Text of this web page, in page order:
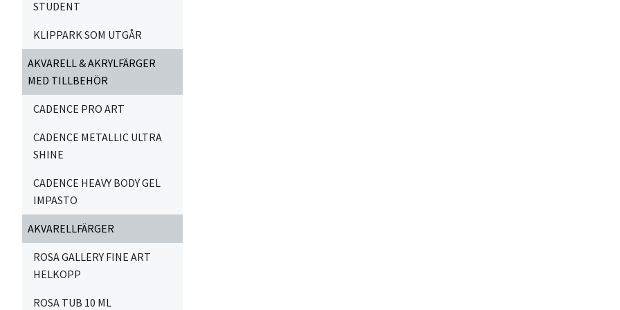
STUDENT
KLIPPARK SOM UTGÅR
AKVARELL & AKRYLFÄRGER
MED TILLBEHÖR
CADENCE PRO ART
CADENCE METALLIC ULTRA
SHINE
CADENCE HEAVY BODY GEL
IMPASTO
AKVARELLFÄRGER
ROSA GALLERY FINE ART
HELKOPP
ROSA TUB 10 ML